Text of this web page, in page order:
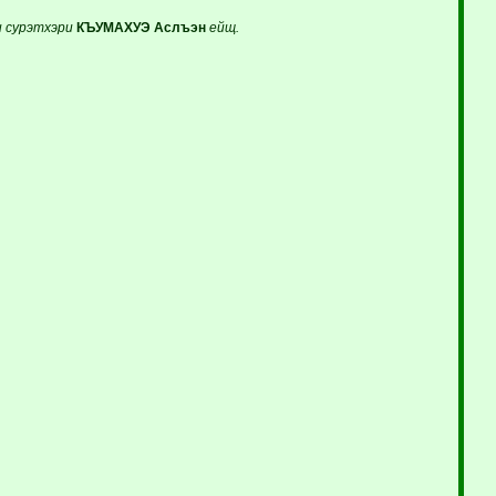
сурэтхэри КЪУМАХУЭ Аслъэн ейщ.